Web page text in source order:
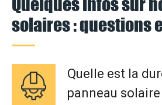
solaires : questions
Quelle est la
panneau solaire